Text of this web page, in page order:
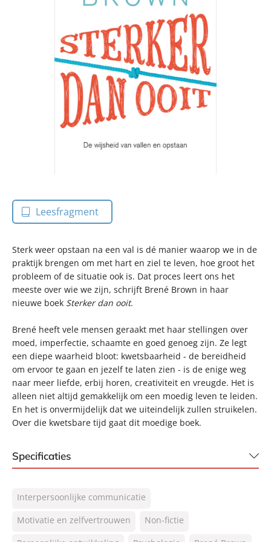
Leesfragment
Sterk weer opstaan na een val is dé manier waarop we in de
praktijk brengen om met hart en ziel te leven, hoe groot het
probleem of de situatie ook is. Dat proces leert ons het
meeste over wie we zijn, schrijft Brené Brown in haar
nieuwe boek Sterker dan ooit.
Brené heeft vele mensen geraakt met haar stellingen over
moed, imperfectie, schaamte en goed genoeg zijn. Ze legt
een diepe waarheid bloot: kwetsbaarheid - de bereidheid
om ervoor te gaan en jezelf te laten zien - is de enige weg
naar meer liefde, erbij horen, creativiteit en vreugde. Het is
alleen niet altijd gemakkelijk om een moedig leven te leiden.
En het is onvermijdelijk dat we uiteindelijk zullen struikelen.
Over die kwetsbare tijd gaat dit moedige boek.
Specificaties
NUR:
770
Type:
Paperback
Auteur(s):
Brené Brown
Interpersoonlijke communicatie
Motivatie en zelfvertrouwen
Non-fictie